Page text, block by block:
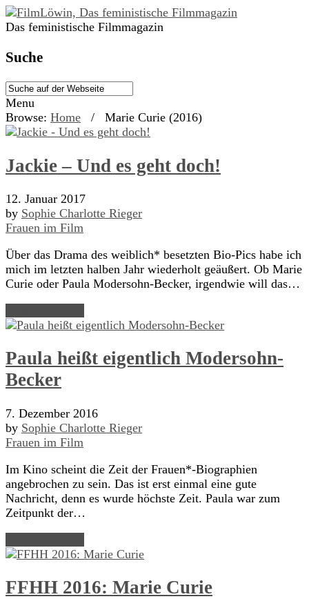
Das feministische Filmmagazin
Suche
Menu
Browse: Home / Marie Curie (2016)
Jackie – Und es geht doch!
12. Januar 2017
by Sophie Charlotte Rieger
Frauen im Film
Über das Drama des weiblich* besetzten Bio-Pics habe ich
mich im letzten halben Jahr wiederholt geäußert. Ob Marie
Curie oder Paula Modersohn-Becker, irgendwie will das…
Paula heißt eigentlich Modersohn-
Becker
7. Dezember 2016
by Sophie Charlotte Rieger
Frauen im Film
Im Kino scheint die Zeit der Frauen*-Biographien
angebrochen zu sein. Das ist erst einmal eine gute
Nachricht, denn es wurde höchste Zeit. Paula war zum
Zeitpunkt der…
FFHH 2016: Marie Curie